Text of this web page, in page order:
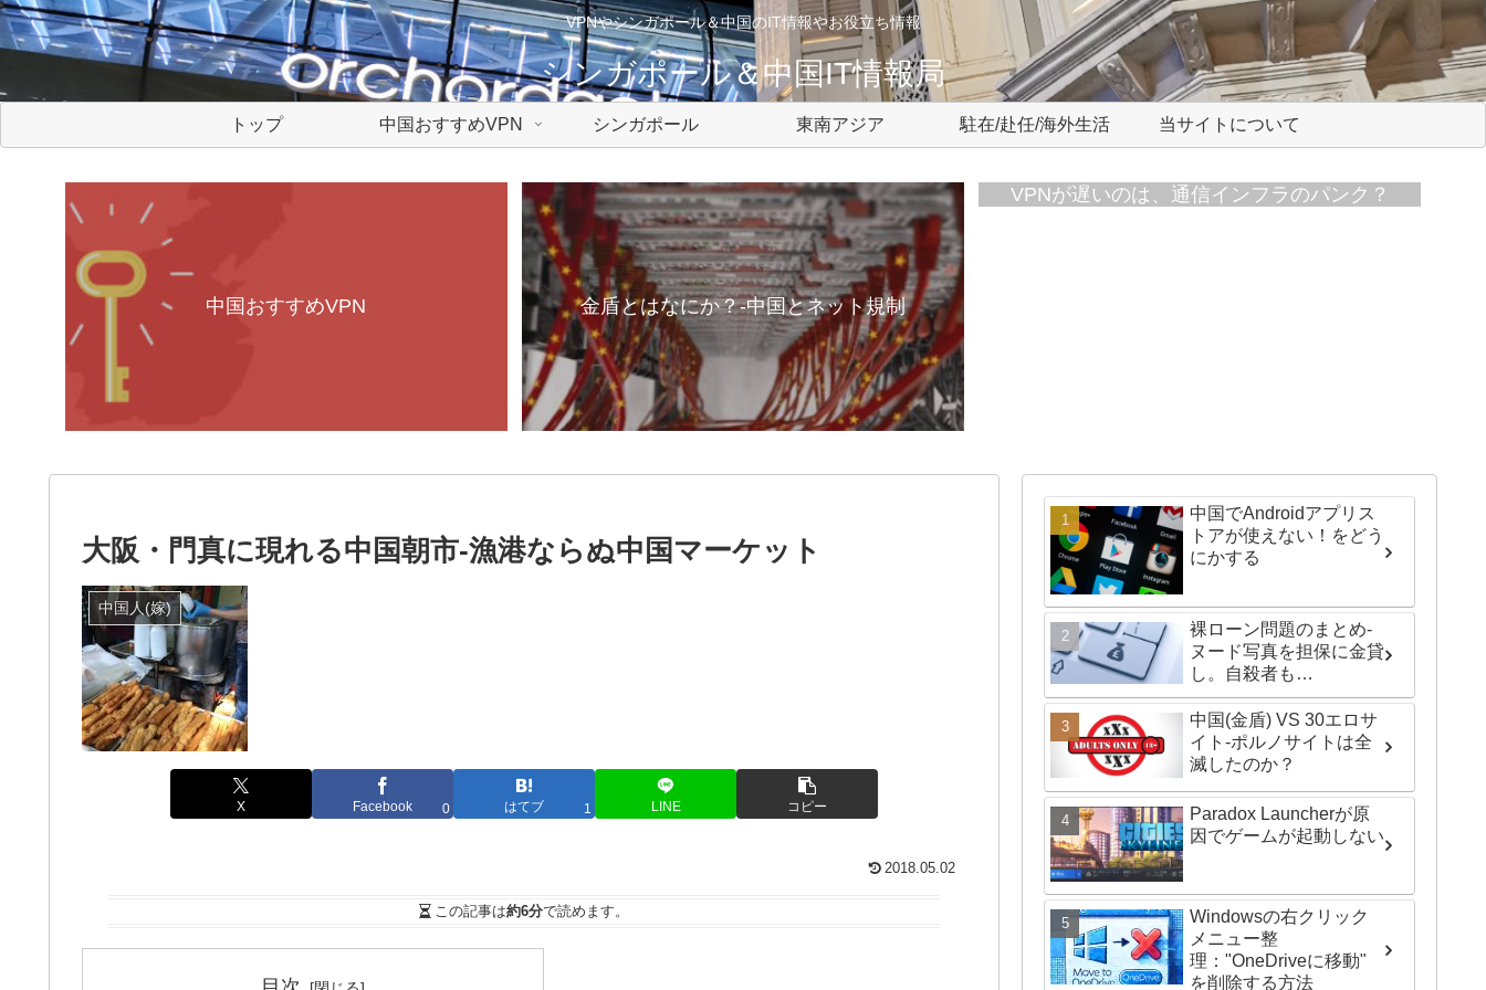
VPNやシンガポール＆中国のIT情報やお役立ち情報
シンガポール＆中国IT情報局
トップ 中国おすすめVPN シンガポール 東南アジア 駐在/赴任/海外生活 当サイトについて
中国おすすめVPN 金盾とはなにか？-中国とネット規制
VPNが遅いのは、通信インフラのパンク？
大阪・門真に現れる中国朝市-漁港ならぬ中国マーケット
中国人(嫁)
X Facebook 0 はてブ 1 LINE コピー
2018.05.02
この記事は約6分で読めます。
中国でAndroidアプリス
トアが使えない！をどう
にかする
裸ローン問題のまとめ-
ヌード写真を担保に金貸
し。自殺者も…
中国(金盾) VS 30エロサ
イト-ポルノサイトは全
滅したのか？
Paradox Launcherが原
因でゲームが起動しない
Windowsの右クリック
メニュー整
理："OneDriveに移動"
を削除する方法